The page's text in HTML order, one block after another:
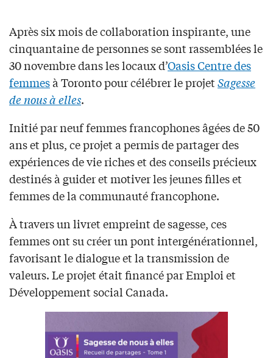
Après six mois de collaboration inspirante, une
cinquantaine de personnes se sont rassemblées le
30 novembre dans les locaux d’Oasis Centre des
femmesà Toronto pour célébrer le projetSagesse
de nous à elles.
Initié par neuf femmes francophones âgées de 50
ans et plus, ce projet a permis de partager des
expériences de vie riches et des conseils précieux
destinés à guider et motiver les jeunes filles et
femmes de la communauté francophone.
À travers un livret empreint de sagesse, ces
femmes ont su créer un pont intergénérationnel,
favorisant le dialogue et la transmission de
valeurs. Le projet était financé par Emploi et
Développement social Canada.